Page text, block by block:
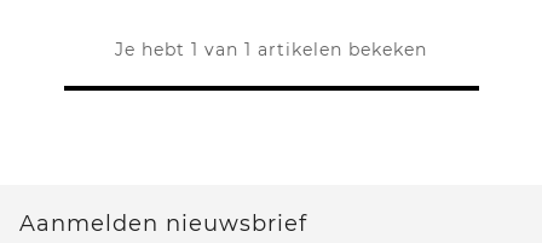
Je hebt 1 van 1 artikelen bekeken
Aanmelden nieuwsbrief